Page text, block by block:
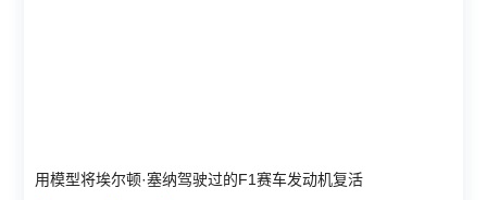
用模型将埃尔顿·塞纳驾驶过的F1赛车发动机复活